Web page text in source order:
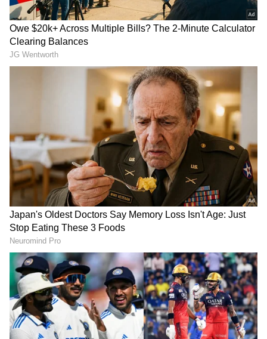
ಈ ರಾಶಿಯಲ್ಲಿ, ಅದೃಷ್ಟಶಾಲಿ ಮನೆಯ ಅಧಿಪತಿ ಗುರುವಿನ
ಸಂಚಾರವು ಉತ್ತುಂಗ ಸ್ಥಾನದಲ್ಲಿರುವುದರಿಂದ ಮತ್ತು ಶನಿ,
ಶುಕ್ರ, ಸೂರ್ಯ ಮತ್ತು ಮಂಗಳ ಗ್ರಹಗಳು ಸಕಾರಾತ್ಮಕವಾಗಿ
ಚಲಿಸುವುದರಿಂದ, ಈ ರಾಶಿಯ ಜನರು ಮುಟ್ಟುವ ಎಲ್ಲವೂ
ಚಿನ್ನವಾಗಿ ಬದಲಾಗುತ್ತದೆ. ಆಸ್ತಿ ಮತ್ತು ವಿವಾದಗಳು
ಸಕಾರಾತ್ಮಕವಾಗಿ ಪರಿಹರಿಸಲ್ಪಡುತ್ತವೆ. ಅವರ ಸ್ವಂತ ಮನೆ
ನಿರ್ಮಾಣವಾಗುತ್ತದೆ. ಹಣಕಾಸಿನ ವಹಿವಾಟುಗಳು
ವಿಸ್ತರಿಸುತ್ತವೆ. ವೃತ್ತಿ, ಉದ್ಯೋಗ ಮತ್ತು ವ್ಯವಹಾರದಿಂದ
ಆದಾಯವು ಗಮನಾರ್ಹವಾಗಿ ಹೆಚ್ಚಾಗುತ್ತದೆ.